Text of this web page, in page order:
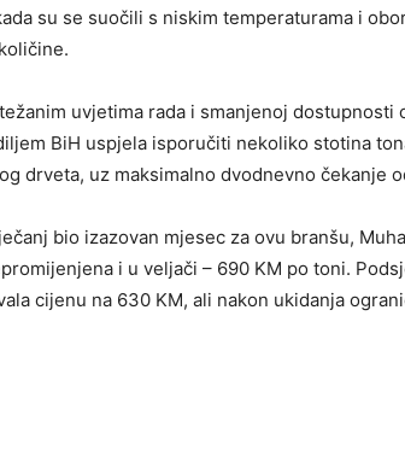
su se suočili s niskim temperaturama i
uvjetima rada i smanjenoj
BiH uspjela isporučiti nekoliko stotina
drveta, uz maksimalno dvodnevno čekanje
bio izazovan mjesec za ovu branšu,
i u veljači – 690 KM po toni.
cijenu na 630 KM, ali nakon ukidanja